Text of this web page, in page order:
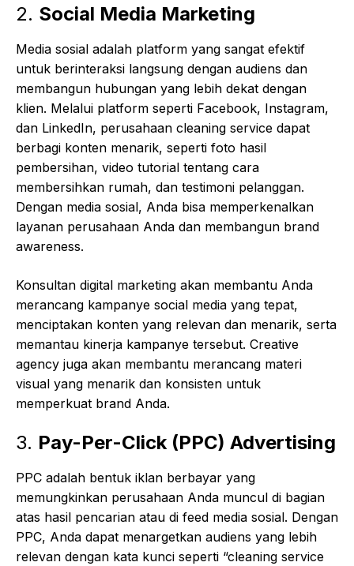
2. Social Media Marketing
Media sosial adalah platform yang sangat efektif
untuk berinteraksi langsung dengan audiens dan
membangun hubungan yang lebih dekat dengan
klien. Melalui platform seperti Facebook, Instagram,
dan LinkedIn, perusahaan cleaning service dapat
berbagi konten menarik, seperti foto hasil
pembersihan, video tutorial tentang cara
membersihkan rumah, dan testimoni pelanggan.
Dengan media sosial, Anda bisa memperkenalkan
layanan perusahaan Anda dan membangun brand
awareness.
Konsultan digital marketing akan membantu Anda
merancang kampanye social media yang tepat,
menciptakan konten yang relevan dan menarik, serta
memantau kinerja kampanye tersebut. Creative
agency juga akan membantu merancang materi
visual yang menarik dan konsisten untuk
memperkuat brand Anda.
3. Pay-Per-Click (PPC) Advertising
PPC adalah bentuk iklan berbayar yang
memungkinkan perusahaan Anda muncul di bagian
atas hasil pencarian atau di feed media sosial. Dengan
PPC, Anda dapat menargetkan audiens yang lebih
relevan dengan kata kunci seperti “cleaning service